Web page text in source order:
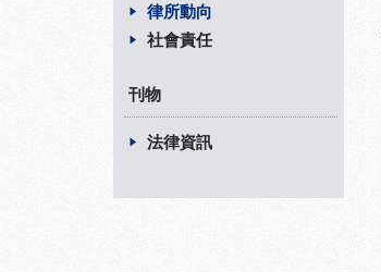
律所動向
社會責任
刊物
法律資訊